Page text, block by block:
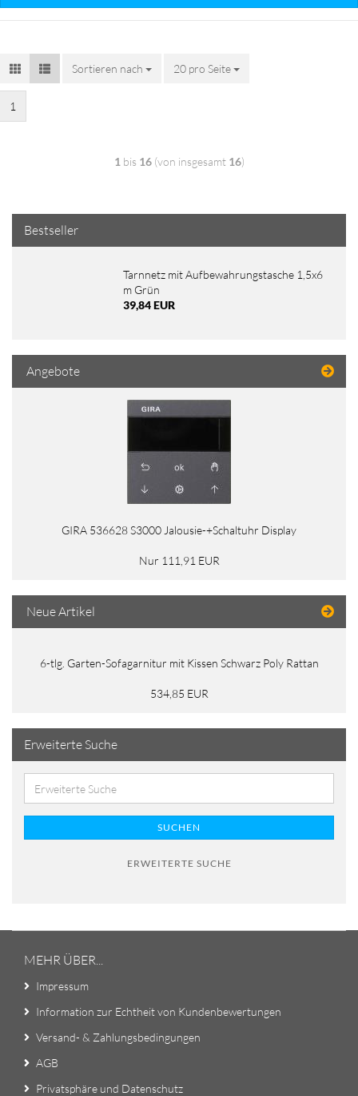
Sortieren nach 20 pro Seite
1
1 bis 16(von insgesamt 16)
Bestseller
Tarnnetz mit Aufbewahrungstasche 1,5x6
m Grün
39,84 EUR
Angebote
GIRA 536628 S3000 Jalousie-+Schaltuhr Display
Nur 111,91 EUR
Neue Artikel
6-tlg. Garten-Sofagarnitur mit Kissen Schwarz Poly Rattan
534,85 EUR
Erweiterte Suche
SUCHEN
ERWEITERTE SUCHE
MEHR ÜBER...
Impressum
Information zur Echtheit von Kundenbewertungen
Versand- & Zahlungsbedingungen
AGB
Privatsphäre und Datenschutz